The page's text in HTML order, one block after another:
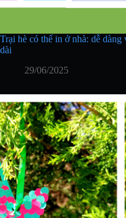
Trại hè có thể in ở nhà: dễ
dài
29/06/2025